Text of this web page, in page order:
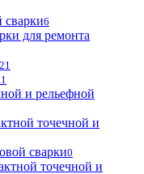
сварки6
для ремонта
21
1
и рельефной
точечной и
сварки0
точечной и